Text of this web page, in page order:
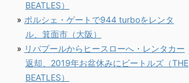
BEATLES）
ポルシェ・ゲートで944 turboをレンタ
ル、箕面市（大阪）
リバプールからヒースローへ・レンタカー
返却、2019年お盆休みにビートルズ（THE
BEATLES）